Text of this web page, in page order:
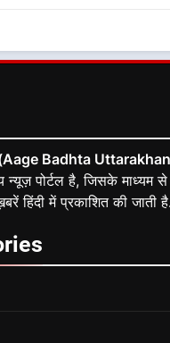
(Aage Badhta
पोर्टल है, जिसके माध्यम से
हिंदी में प्रकाशित की जाती है.